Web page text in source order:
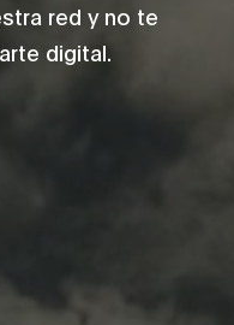
red y no te
digital.